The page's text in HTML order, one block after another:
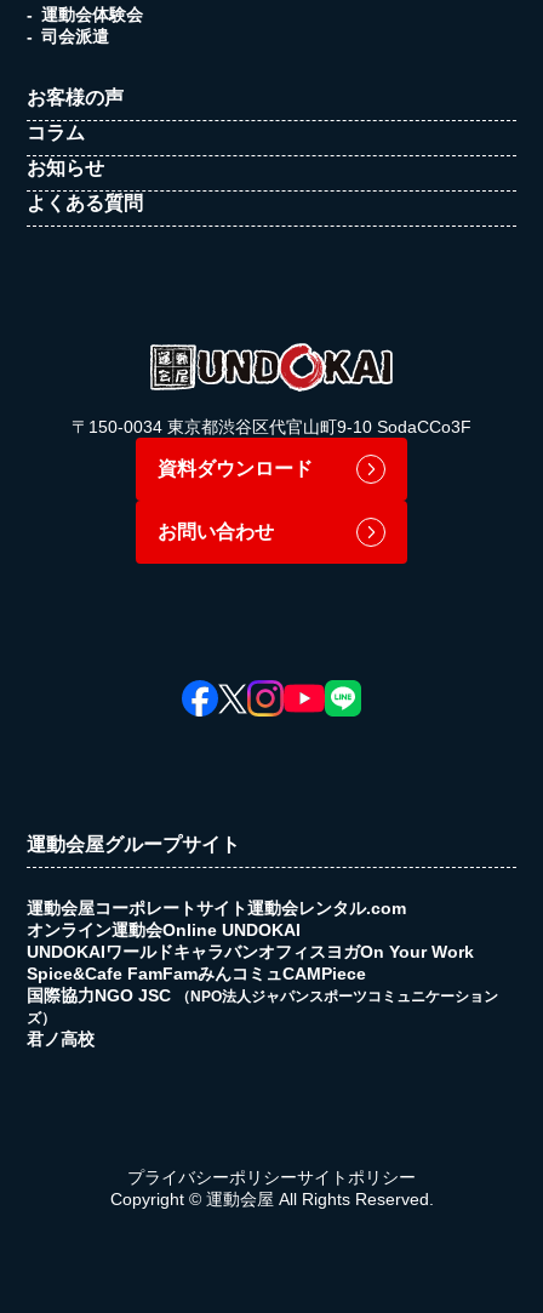
運動会体験会
司会派遣
お客様の声
コラム
お知らせ
よくある質問
〒150-0034 東京都渋谷区代官山町9-10 SodaCCo3F
資料ダウンロード
お問い合わせ
運動会屋グループサイト
運動会屋コーポレートサイト運動会レンタル.com
オンライン運動会Online UNDOKAI
UNDOKAIワールドキャラバンオフィスヨガOn Your Work
Spice&Cafe FamFamみんコミュCAMPiece
国際協力NGO JSC
（NPO法人ジャパンスポーツコミュニケーション
ズ）
君ノ高校
プライバシーポリシーサイトポリシー
Copyright © 運動会屋 All Rights Reserved.